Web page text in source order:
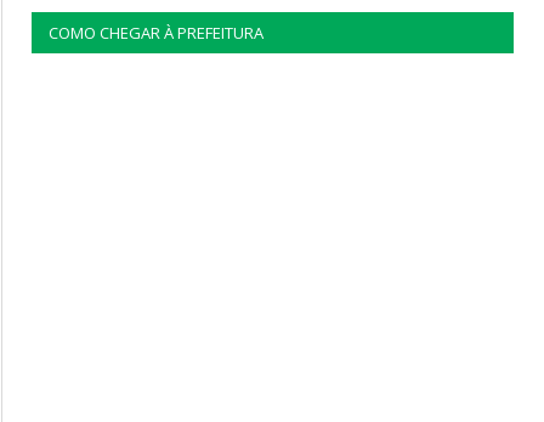
COMO CHEGAR À PREFEITURA